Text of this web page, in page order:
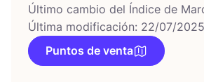
Último cambio del Índice de
Última modificación: 22/07/2025
Puntos de venta